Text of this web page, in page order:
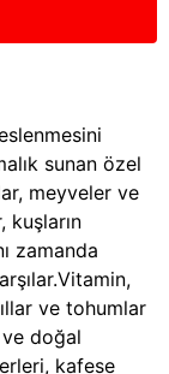
sunan özel
meyveler ve
zamanda
ve tohumlar
ve doğal
kafese